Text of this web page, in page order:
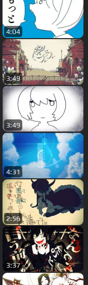
4:04
3:49
3:49
4:31
2:56
3:37